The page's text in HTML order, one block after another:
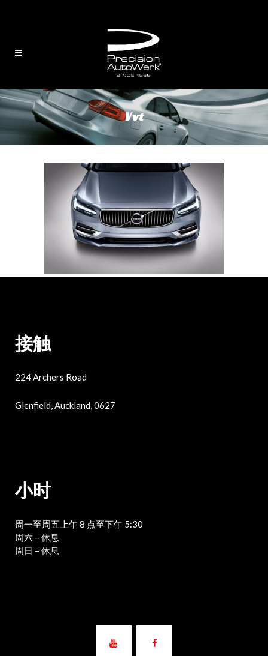
Vvt
接触
224 Archers Road
Glenfield, Auckland, 0627
小时
周一至周五上午 8 点至下午 5:30
周六 – 休息
周日 – 休息